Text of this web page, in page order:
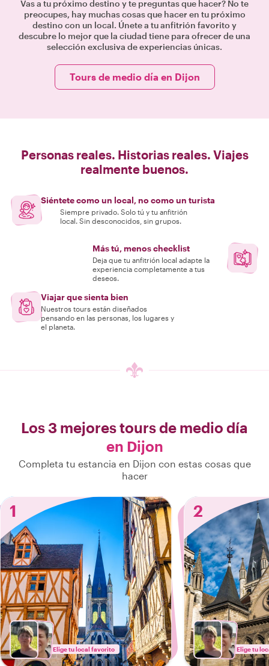
Vas a tu próximo destino y te preguntas que hacer? No te
preocupes, hay muchas cosas que hacer en tu próximo
destino con un local. Únete a tu anfitrión favorito y
descubre lo mejor que la ciudad tiene para ofrecer de una
selección exclusiva de experiencias únicas.
Tours de medio día en Dijon
Personas reales. Historias reales. Viajes
realmente buenos.
Siéntete como un local, no como un turista
Siempre privado. Solo tú y tu anfitrión
local. Sin desconocidos, sin grupos.
Más tú, menos checklist
Deja que tu anfitrión local adapte la
experiencia completamente a tus
deseos.
Viajar que sienta bien
Nuestros tours están diseñados
pensando en las personas, los lugares y
el planeta.
Los 3 mejores tours de medio día
en Dijon
Completa tu estancia en Dijon con estas cosas que
hacer
1
Elige tu local favorito
2
Elige tu